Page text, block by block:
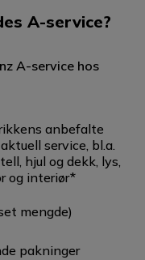
A-service?
A-service hos
anbefalte
service, bl.a.
hjul og dekk, lys,
og interiør*
mengde)
pakninger